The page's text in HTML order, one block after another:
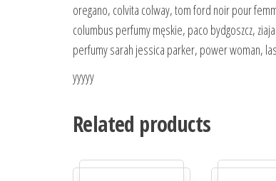
oregano, colvita colway, tom ford noir pour
columbus perfumy męskie, paco bydgoszcz,
perfumy sarah jessica parker, power woman,
yyyyy
Related products